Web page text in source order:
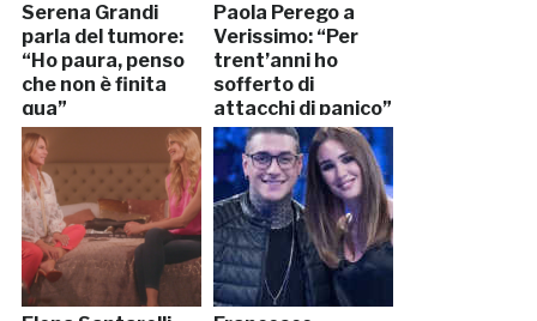
Serena Grandi
parla del tumore:
“Ho paura, penso
che non è finita
qua”
Paola Perego a
Verissimo: “Per
trent’anni ho
sofferto di
attacchi di panico”